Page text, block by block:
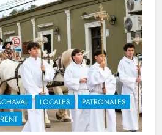
LOCALES
PATRONALES